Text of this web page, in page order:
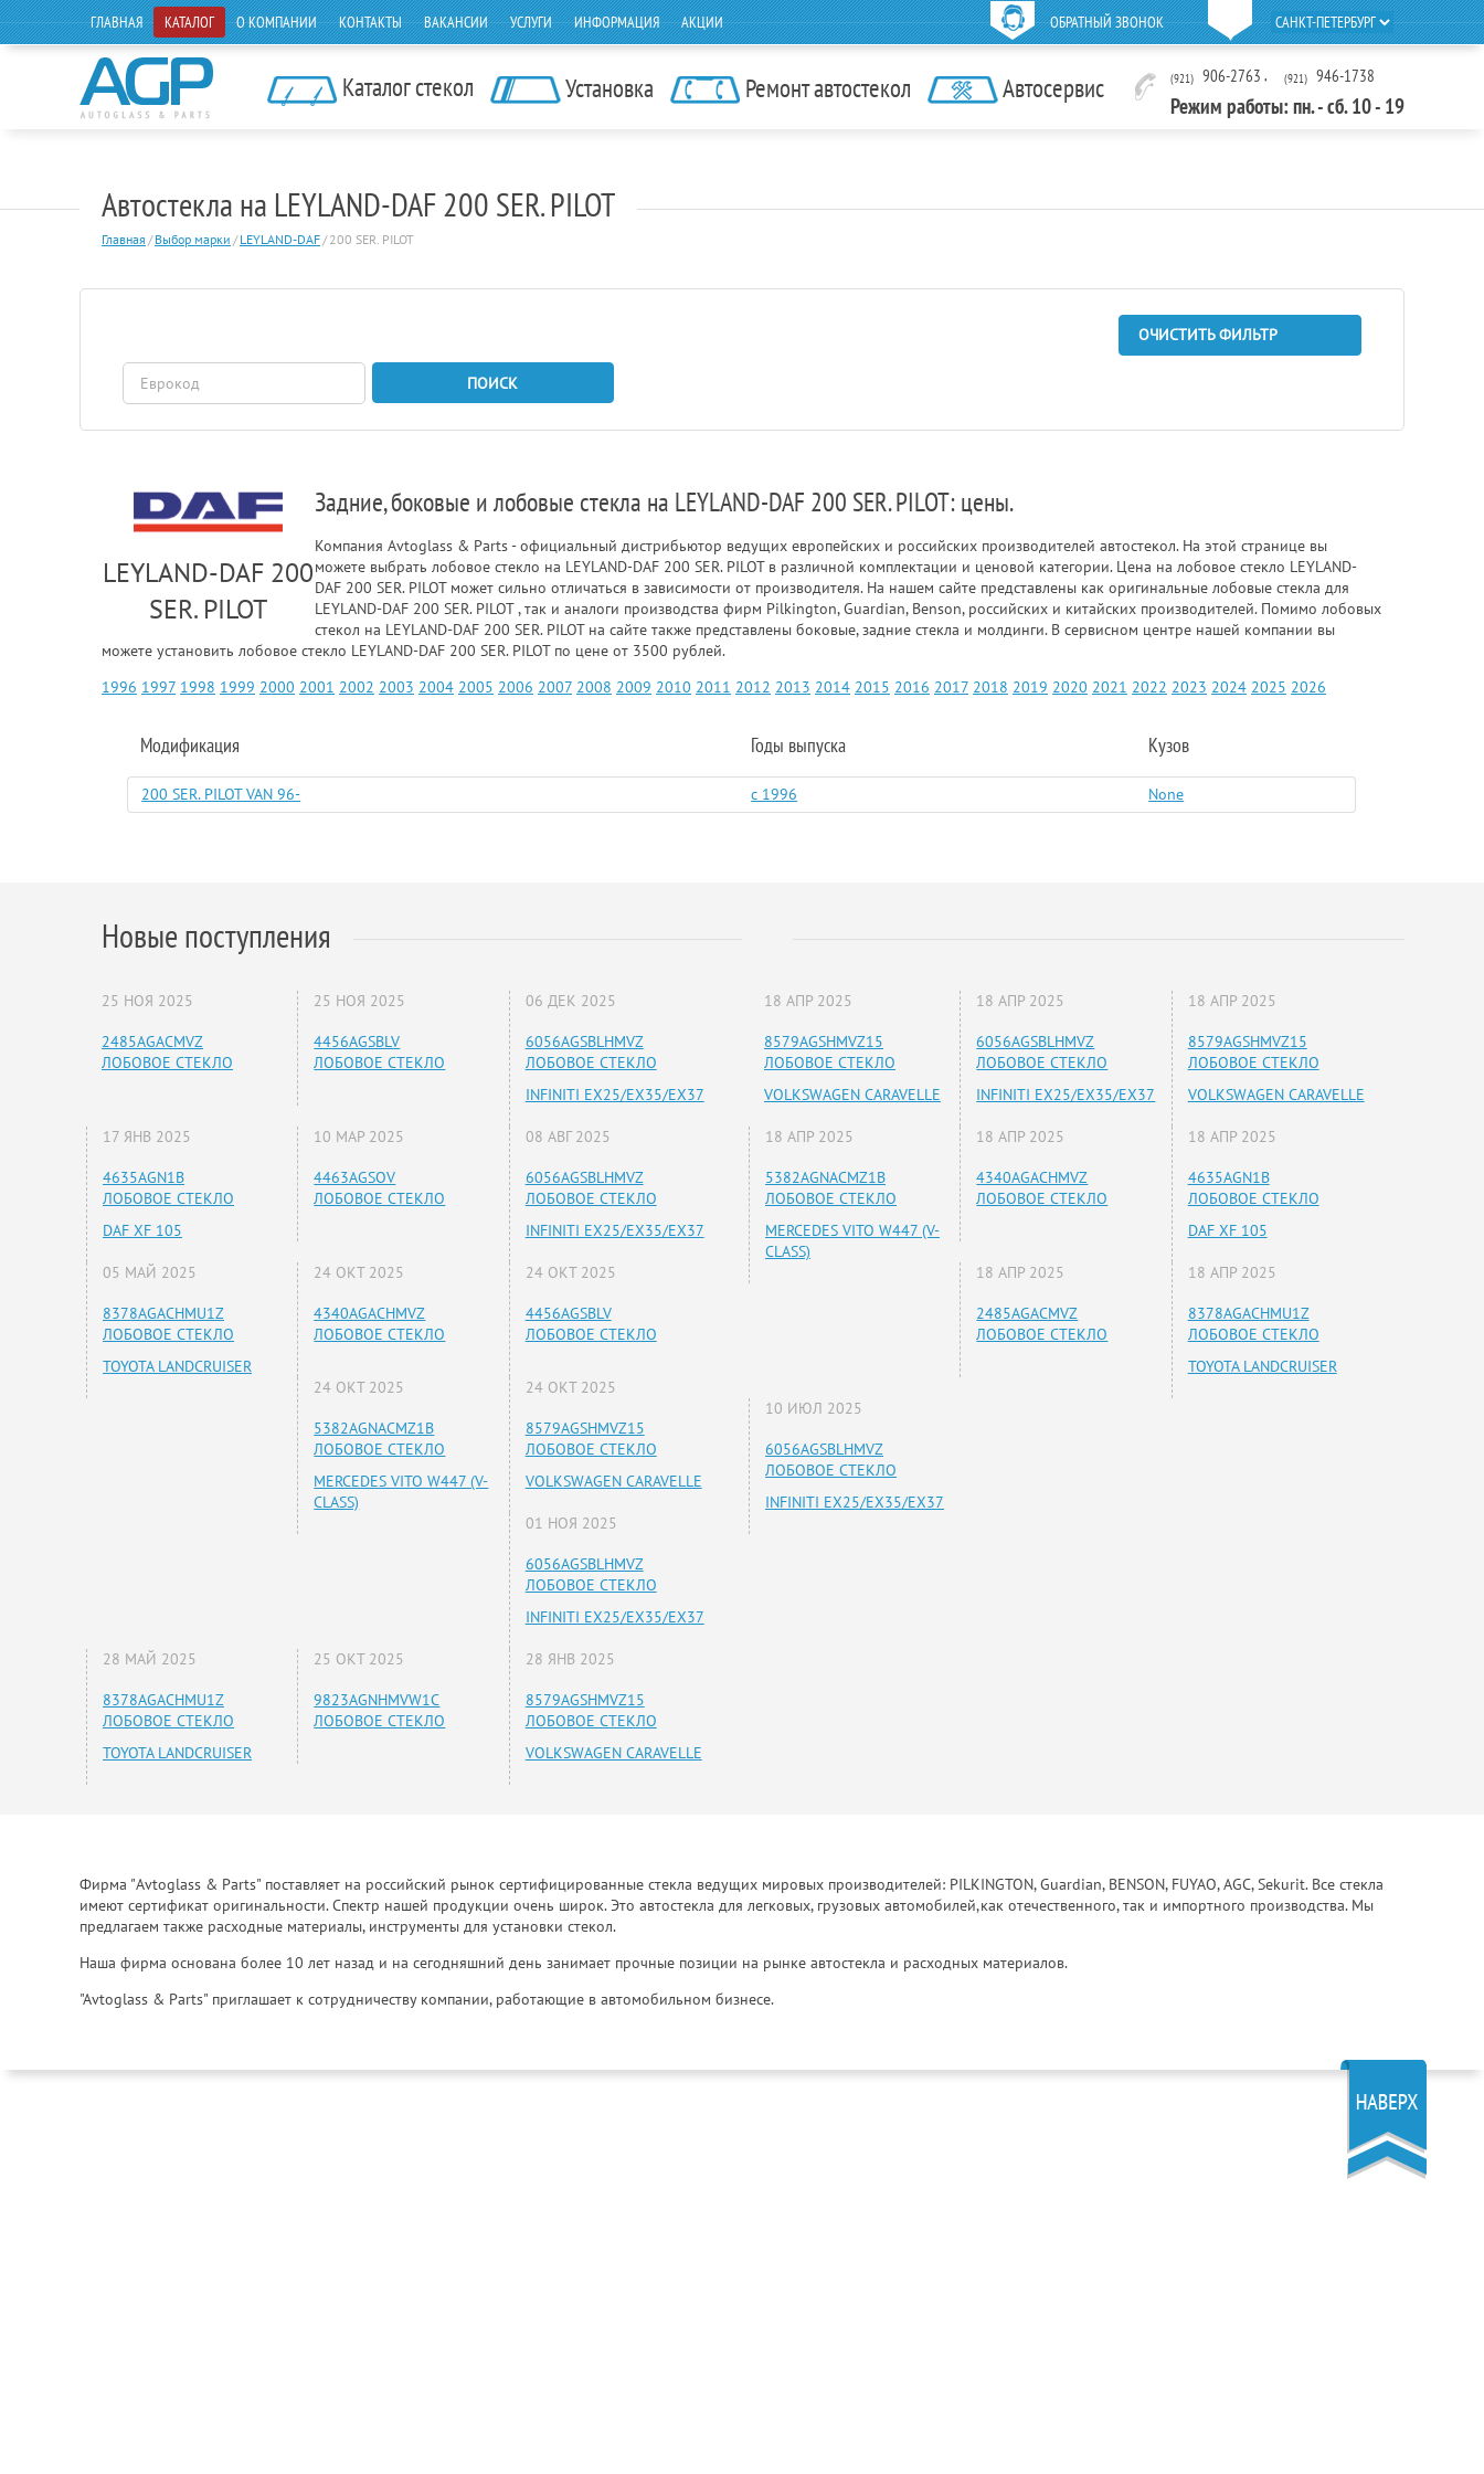
ОБРАТНЫЙ ЗВОНОК
ГЛАВНАЯ КАТАЛОГ О КОМПАНИИ КОНТАКТЫ ВАКАНСИИ УСЛУГИ ИНФОРМАЦИЯ АКЦИИ
Каталог стекол Установка Ремонт автостекол Автосервис (921) 906-2763 , (921) 946-1738
Режим работы: пн. - сб. 10 - 19
Автостекла на LEYLAND-DAF 200 SER. PILOT
Главная / Выбор марки / LEYLAND-DAF/ 200 SER. PILOT
ОЧИСТИТЬ ФИЛЬТР
ПОИСК
LEYLAND-DAF 200
SER. PILOT
Задние, боковые и лобовые стекла на LEYLAND-DAF 200 SER. PILOT: цены.
Компания Avtoglass & Parts - официальный дистрибьютор ведущих европейских и российских производителей автостекол. На этой странице вы
можете выбрать лобовое стекло на LEYLAND-DAF 200 SER. PILOT в различной комплектации и ценовой категории. Цена на лобовое стекло LEYLAND-
DAF 200 SER. PILOT может сильно отличаться в зависимости от производителя. На нашем сайте представлены как оригинальные лобовые стекла для
LEYLAND-DAF 200 SER. PILOT , так и аналоги производства фирм Pilkington, Guardian, Benson, российских и китайских производителей. Помимо лобовых
стекол на LEYLAND-DAF 200 SER. PILOT на сайте также представлены боковые, задние стекла и молдинги. В сервисном центре нашей компании вы
можете установить лобовое стекло LEYLAND-DAF 200 SER. PILOT по цене от 3500 рублей.
1996 1997 1998 1999 2000 2001 2002 2003 2004 2005 2006 2007 2008 2009 2010 2011 2012 2013 2014 2015 2016 2017 2018 2019 2020 2021 2022 2023 2024 2025 2026
Модификация Годы выпуска Кузов
200 SER. PILOT VAN 96- c 1996 None
Новые поступления
25 НОЯ 2025
2485AGACMVZ
ЛОБОВОЕ СТЕКЛО
25 НОЯ 2025
4456AGSBLV
ЛОБОВОЕ СТЕКЛО
06 ДЕК 2025
6056AGSBLHMVZ
ЛОБОВОЕ СТЕКЛО
INFINITI EX25/EX35/EX37
17 ЯНВ 2025
4635AGN1B
ЛОБОВОЕ СТЕКЛО
DAF XF 105
10 МАР 2025
4463AGSOV
ЛОБОВОЕ СТЕКЛО
08 АВГ 2025
6056AGSBLHMVZ
ЛОБОВОЕ СТЕКЛО
INFINITI EX25/EX35/EX37
05 МАЙ 2025
8378AGACHMU1Z
ЛОБОВОЕ СТЕКЛО
TOYOTA LANDCRUISER
24 ОКТ 2025
4340AGACHMVZ
ЛОБОВОЕ СТЕКЛО
24 ОКТ 2025
4456AGSBLV
ЛОБОВОЕ СТЕКЛО
24 ОКТ 2025
5382AGNACMZ1B
ЛОБОВОЕ СТЕКЛО
MERCEDES VITO W447 (V-
CLASS)
24 ОКТ 2025
8579AGSHMVZ15
ЛОБОВОЕ СТЕКЛО
VOLKSWAGEN CARAVELLE
01 НОЯ 2025
6056AGSBLHMVZ
ЛОБОВОЕ СТЕКЛО
INFINITI EX25/EX35/EX37
28 МАЙ 2025
8378AGACHMU1Z
ЛОБОВОЕ СТЕКЛО
TOYOTA LANDCRUISER
25 ОКТ 2025
9823AGNHMVW1C
ЛОБОВОЕ СТЕКЛО
28 ЯНВ 2025
8579AGSHMVZ15
ЛОБОВОЕ СТЕКЛО
VOLKSWAGEN CARAVELLE
18 АПР 2025
8579AGSHMVZ15
ЛОБОВОЕ СТЕКЛО
VOLKSWAGEN CARAVELLE
18 АПР 2025
6056AGSBLHMVZ
ЛОБОВОЕ СТЕКЛО
INFINITI EX25/EX35/EX37
18 АПР 2025
8579AGSHMVZ15
ЛОБОВОЕ СТЕКЛО
VOLKSWAGEN CARAVELLE
18 АПР 2025
5382AGNACMZ1B
ЛОБОВОЕ СТЕКЛО
MERCEDES VITO W447 (V-
CLASS)
18 АПР 2025
4340AGACHMVZ
ЛОБОВОЕ СТЕКЛО
18 АПР 2025
4635AGN1B
ЛОБОВОЕ СТЕКЛО
DAF XF 105
18 АПР 2025
2485AGACMVZ
ЛОБОВОЕ СТЕКЛО
18 АПР 2025
8378AGACHMU1Z
ЛОБОВОЕ СТЕКЛО
TOYOTA LANDCRUISER
10 ИЮЛ 2025
6056AGSBLHMVZ
ЛОБОВОЕ СТЕКЛО
INFINITI EX25/EX35/EX37
Фирма "Avtoglass & Parts" поставляет на российский рынок сертифицированные стекла ведущих мировых производителей: PILKINGTON, Guardian, BENSON, FUYAO, AGC, Sekurit. Все стекла
имеют сертификат оригинальности. Спектр нашей продукции очень широк. Это автостекла для легковых, грузовых автомобилей,как отечественного, так и импортного производства. Мы
предлагаем также расходные материалы, инструменты для установки стекол.
Наша фирма основана более 10 лет назад и на сегодняшний день занимает прочные позиции на рынке автостекла и расходных материалов.
"Avtoglass & Parts" приглашает к сотрудничеству компании, работающие в автомобильном бизнесе.